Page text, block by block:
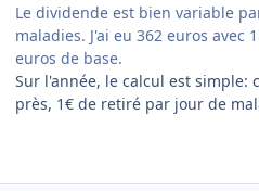
Le dividende est bien variable
maladies. J'ai eu 362 euros avec
euros de base.
Sur l'année, le calcul est simple:
près, 1€ de retiré par jour de